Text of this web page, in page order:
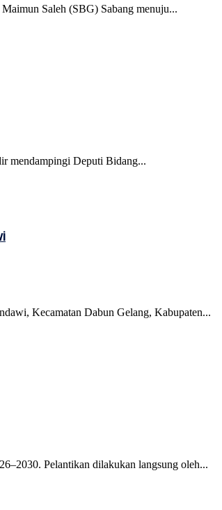
Saleh (SBG) Sabang menuju...
mendampingi Deputi Bidang...
Kecamatan Dabun Gelang, Kabupaten...
Pelantikan dilakukan langsung oleh...